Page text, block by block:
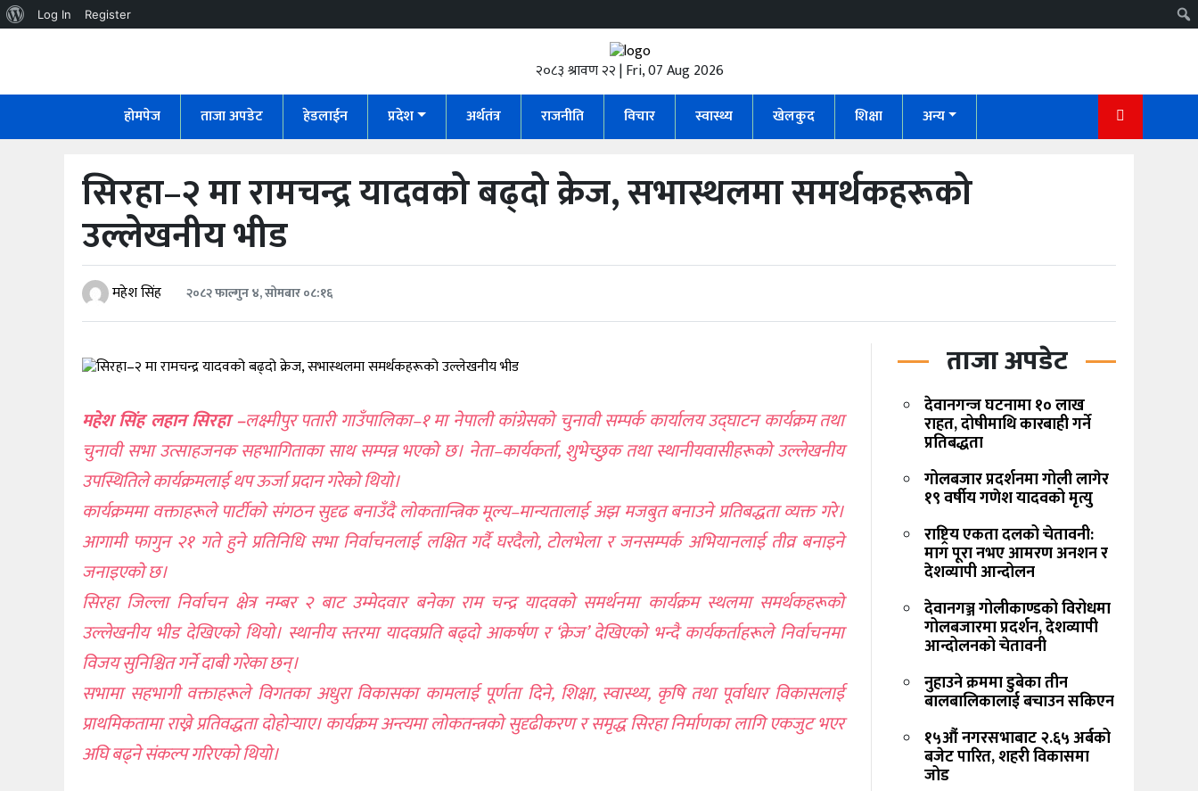
About
Log In Register
२०८३ श्रावण २२ | Fri, 07 Aug 2026
होमपेज
ताजा अपडेट हेडलाईन प्रदेश अर्थतंत्र राजनीति विचार स्वास्थ्य खेलकुद शिक्षा अन्य
सिरहा–२ मा रामचन्द्र यादवको बढ्दो क्रेज, सभास्थलमा समर्थकहरूको
उल्लेखनीय भीड
महेश सिंह २०८२ फाल्गुन ४, सोमबार ०८:१६
महेश सिंह लहान सिरहा –लक्ष्मीपुर पतारी गाउँपालिका–१ मा नेपाली कांग्रेसको चुनावी सम्पर्क कार्यालय उद्घाटन कार्यक्रम तथा
चुनावी सभा उत्साहजनक सहभागिताका साथ सम्पन्न भएको छ। नेता–कार्यकर्ता, शुभेच्छुक तथा स्थानीयवासीहरूको उल्लेखनीय
उपस्थितिले कार्यक्रमलाई थप ऊर्जा प्रदान गरेको थियो।
कार्यक्रममा वक्ताहरूले पार्टीको संगठन सुदृढ बनाउँदै लोकतान्त्रिक मूल्य–मान्यतालाई अझ मजबुत बनाउने प्रतिबद्धता व्यक्त गरे।
आगामी फागुन २१ गते हुने प्रतिनिधि सभा निर्वाचनलाई लक्षित गर्दै घरदैलो, टोलभेला र जनसम्पर्क अभियानलाई तीव्र बनाइने
जनाइएको छ।
सिरहा जिल्ला निर्वाचन क्षेत्र नम्बर २ बाट उम्मेदवार बनेका राम चन्द्र यादवको समर्थनमा कार्यक्रम स्थलमा समर्थकहरूको
उल्लेखनीय भीड देखिएको थियो। स्थानीय स्तरमा यादवप्रति बढ्दो आकर्षण र ‘क्रेज’ देखिएको भन्दै कार्यकर्ताहरूले निर्वाचनमा
विजय सुनिश्चित गर्ने दाबी गरेका छन्।
सभामा सहभागी वक्ताहरूले विगतका अधुरा विकासका कामलाई पूर्णता दिने, शिक्षा, स्वास्थ्य, कृषि तथा पूर्वाधार विकासलाई
प्राथमिकतामा राख्ने प्रतिवद्धता दोहोर्‍याए। कार्यक्रम अन्त्यमा लोकतन्त्रको सुदृढीकरण र समृद्ध सिरहा निर्माणका लागि एकजुट भएर
अघि बढ्ने संकल्प गरिएको थियो।
ताजा अपडेट
देवानगन्ज घटनामा १० लाख
राहत, दोषीमाथि कारबाही गर्ने
प्रतिबद्धता
गोलबजार प्रदर्शनमा गोली लागेर
१९ वर्षीय गणेश यादवको मृत्यु
राष्ट्रिय एकता दलको चेतावनी:
माग पूरा नभए आमरण अनशन र
देशव्यापी आन्दोलन
देवानगञ्ज गोलीकाण्डको विरोधमा
गोलबजारमा प्रदर्शन, देशव्यापी
आन्दोलनको चेतावनी
नुहाउने क्रममा डुबेका तीन
बालबालिकालाई बचाउन सकिएन
१५औं नगरसभाबाट २.६५ अर्बको
बजेट पारित, शहरी विकासमा
जोड